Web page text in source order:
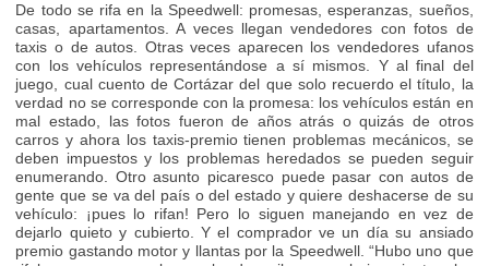
De todo se rifa en la Speedwell: promesas, esperanzas, sueños,
casas, apartamentos. A veces llegan vendedores con fotos de
taxis o de autos. Otras veces aparecen los vendedores ufanos
con los vehículos representándose a sí mismos. Y al final del
juego, cual cuento de Cortázar del que solo recuerdo el título, la
verdad no se corresponde con la promesa: los vehículos están en
mal estado, las fotos fueron de años atrás o quizás de otros
carros y ahora los taxis-premio tienen problemas mecánicos, se
deben impuestos y los problemas heredados se pueden seguir
enumerando. Otro asunto picaresco puede pasar con autos de
gente que se va del país o del estado y quiere deshacerse de su
vehículo: ¡pues lo rifan! Pero lo siguen manejando en vez de
dejarlo quieto y cubierto. Y el comprador ve un día su ansiado
premio gastando motor y llantas por la Speedwell. “Hubo uno que